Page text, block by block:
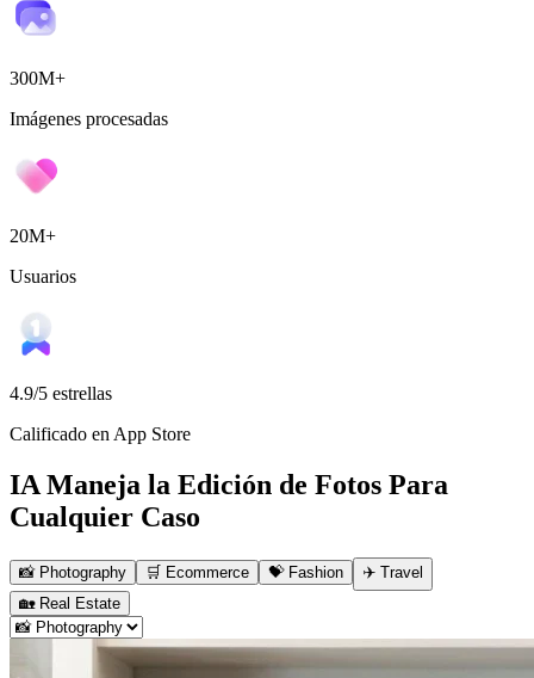
300M+
Imágenes procesadas
20M+
Usuarios
4.9/5 estrellas
Calificado en App Store
IA Maneja la Edición de Fotos Para
Cualquier Caso
📸 Photography 🛒 Ecommerce 💝 Fashion ✈️ Travel
🏡 Real Estate